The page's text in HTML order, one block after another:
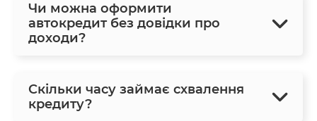
Чи можна оформити
автокредит без довідки про
доходи?
Скільки часу займає схвалення
кредиту?